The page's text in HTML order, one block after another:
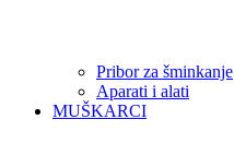
Pribor za šminkanje
Aparati i alati
MUŠKARCI